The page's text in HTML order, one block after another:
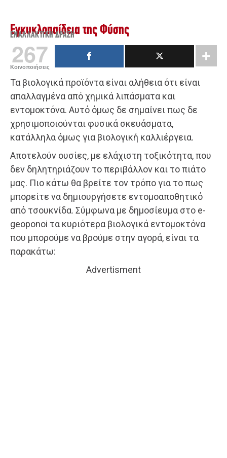
Εγκυκλοπαίδεια της Φύσης
ΕΝΑΛΛΑΚΤΙΚΉ ΔΡΆΣΗ
267
Κοινοποιήσεις
Τα βιολογικά προϊόντα είναι αλήθεια ότι είναι
απαλλαγμένα από χημικά λιπάσματα και
εντομοκτόνα. Αυτό όμως δε σημαίνει πως δε
χρησιμοποιούνται φυσικά σκευάσματα,
κατάλληλα όμως για βιολογική καλλιέργεια.
Αποτελούν ουσίες, με ελάχιστη τοξικότητα, που
δεν δηλητηριάζουν το περιβάλλον και το πιάτο
μας. Πιο κάτω θα βρείτε τον τρόπο για το πως
μπορείτε να δημιουργήσετε εντομοαποθητικό
από τσουκνίδα. Σύμφωνα με δημοσίευμα στο e-
geoponoi τα κυριότερα βιολογικά εντομοκτόνα
που μπορούμε να βρούμε στην αγορά, είναι τα
παρακάτω:
Advertisment